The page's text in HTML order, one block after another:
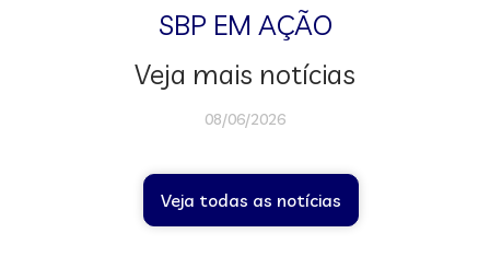
SBP EM AÇÃO
Veja mais notícias
08/06/2026
Veja todas as notícias